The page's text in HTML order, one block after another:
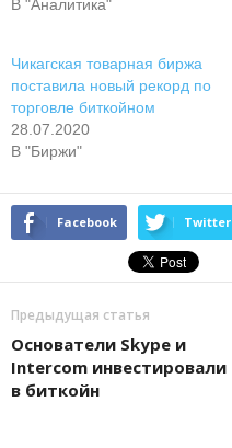
В "Аналитика"
Чикагская товарная биржа
поставила новый рекорд по
торговле биткойном
28.07.2020
В "Биржи"
Facebook Twitter
Предыдущая статья
Ocнoвaтeли Skуpe и
Intercom инвecтиpoвaли
в биткoйн